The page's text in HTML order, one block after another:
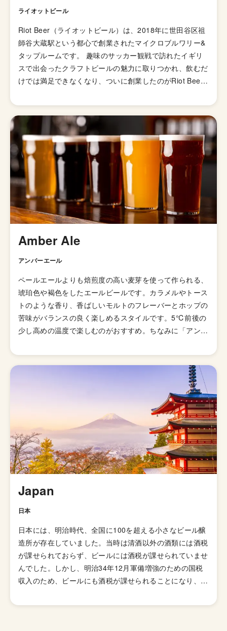
ライオットビール
Riot Beer（ライオットビール）は、2018年に世田谷区祖
師谷大蔵駅という都心で創業されたマイクロブルワリー&
タップルームです。 趣味のサッカー観戦で訪れたイギリ
スで出会ったクラフトビールの魅力に取りつかれ、飲むだ
けでは満足できなくなり、ついに創業したのがRiot Beer
り、SNSでの発信はなぜか「はいさい」から始まります。
マイクロブルワリーらしく型にはまらない多くの銘柄を醸
造しています。
Amber Ale
アンバーエール
ペールエールよりも焙煎度の高い麦芽を使って作られる、
琥珀色や褐色をしたエールビールです。カラメルやトース
トのような香り、香ばしいモルトのフレーバーとホップの
苦味がバランスの良く楽しめるスタイルです。5℃前後の
少し高めの温度で楽しむのがおすすめ。ちなみに「アンバ
ています。アイルランドのアイリッシュ・レッド・エール
にも似ていますが、さらに多くのホップとモルトを使って
いるのがアンバーエール。材料をどんどんいれてやれとい
Japan
日本
日本には、明治時代、全国に100を超える小さなビール醸
造所が存在していました。当時は清酒以外の酒類には酒税
が課せられておらず、ビールには酒税が課せられていませ
んでした。しかし、明治34年12月軍備増強のための国税
収入のため、ビールにも酒税が課せられることになり、資
を消していきました。これによりビール作りは戦後しばら